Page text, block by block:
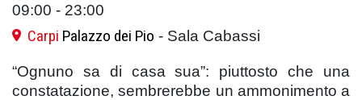
09:00 - 23:00
Carpi Palazzo dei Pio - Sala Cabassi
“Ognuno sa di casa sua”: piuttosto che una
constatazione, sembrerebbe un ammonimento a